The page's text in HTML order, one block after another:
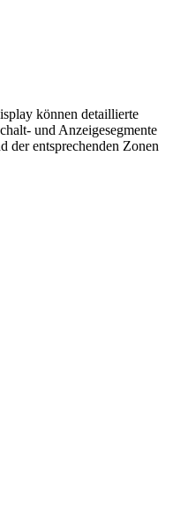
können detaillierte
und Anzeigesegmente
der entsprechenden Zonen